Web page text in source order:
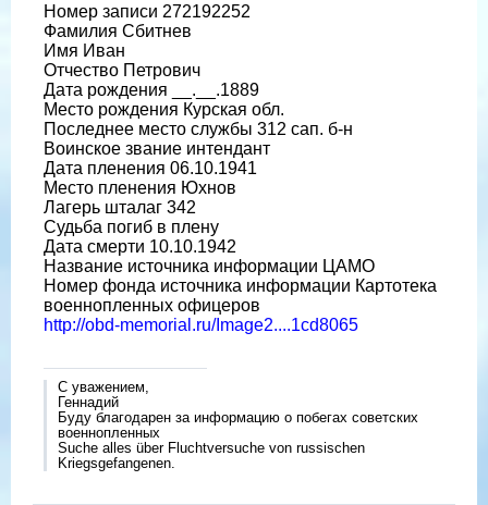
Номер записи 272192252
Фамилия Сбитнев
Имя Иван
Отчество Петрович
Дата рождения __.__.1889
Место рождения Курская обл.
Последнее место службы 312 сап. б-н
Воинское звание интендант
Дата пленения 06.10.1941
Место пленения Юхнов
Лагерь шталаг 342
Судьба погиб в плену
Дата смерти 10.10.1942
Название источника информации ЦАМО
Номер фонда источника информации Картотека
военнопленных офицеров
http://obd-memorial.ru/Image2....1cd8065
С уважением,
Геннадий
Буду благодарен за информацию о побегах советских
военнопленных
Suche alles über Fluchtversuche von russischen
Kriegsgefangenen.